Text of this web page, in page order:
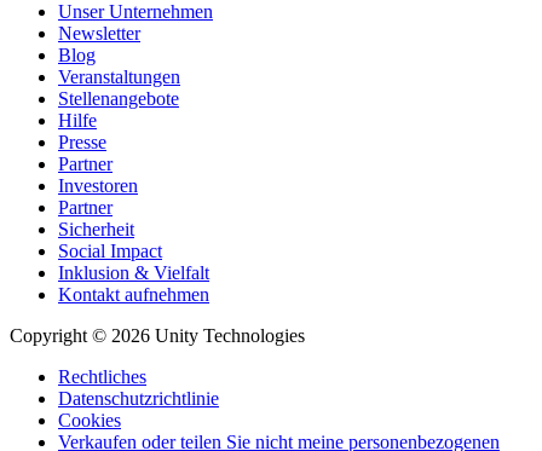
Unser Unternehmen
Newsletter
Blog
Veranstaltungen
Stellenangebote
Hilfe
Presse
Partner
Investoren
Partner
Sicherheit
Social Impact
Inklusion & Vielfalt
Kontakt aufnehmen
Copyright © 2026 Unity Technologies
Rechtliches
Datenschutzrichtlinie
Cookies
Verkaufen oder teilen Sie nicht meine personenbezogenen